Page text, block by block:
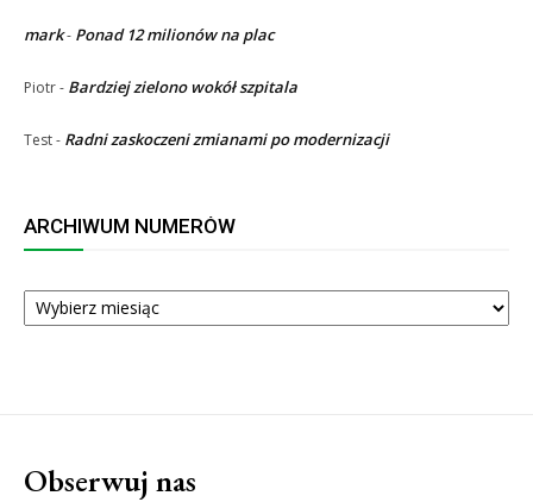
mark- Ponad 12 milionów na plac
Piotr- Bardziej zielono wokół szpitala
Test- Radni zaskoczeni zmianami po modernizacji
ARCHIWUM NUMERÓW
ARCHIWUM
NUMERÓW
Obserwuj nas